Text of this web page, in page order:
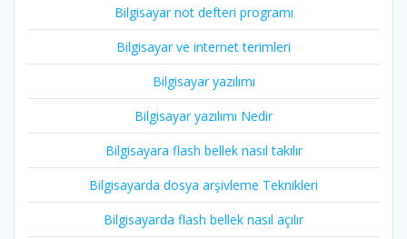
Bilgisayar not defteri programı
Bilgisayar ve internet terimleri
Bilgisayar yazılımı
Bilgisayar yazılımı Nedir
Bilgisayara flash bellek nasıl takılır
Bilgisayarda dosya arşivleme Teknikleri
Bilgisayarda flash bellek nasıl açılır